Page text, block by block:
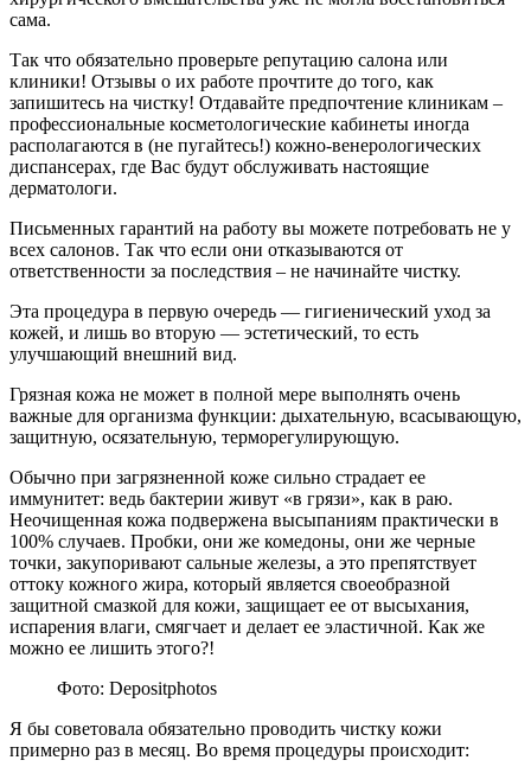
сама.
Так что обязательно проверьте репутацию салона или
клиники! Отзывы о их работе прочтите до того, как
запишитесь на чистку! Отдавайте предпочтение клиникам –
профессиональные косметологические кабинеты иногда
располагаются в (не пугайтесь!) кожно-венерологических
диспансерах, где Вас будут обслуживать настоящие
дерматологи.
Письменных гарантий на работу вы можете потребовать не у
всех салонов. Так что если они отказываются от
ответственности за последствия – не начинайте чистку.
Эта процедура в первую очередь — гигиенический уход за
кожей, и лишь во вторую — эстетический, то есть
улучшающий внешний вид.
Грязная кожа не может в полной мере выполнять очень
важные для организма функции: дыхательную, всасывающую,
защитную, осязательную, терморегулирующую.
Обычно при загрязненной коже сильно страдает ее
иммунитет: ведь бактерии живут «в грязи», как в раю.
Неочищенная кожа подвержена высыпаниям практически в
100% случаев. Пробки, они же комедоны, они же черные
точки, закупоривают сальные железы, а это препятствует
оттоку кожного жира, который является своеобразной
защитной смазкой для кожи, защищает ее от высыхания,
испарения влаги, смягчает и делает ее эластичной. Как же
можно ее лишить этого?!
Фото: Depositphotos
Я бы советовала обязательно проводить чистку кожи
примерно раз в месяц. Во время процедуры происходит: